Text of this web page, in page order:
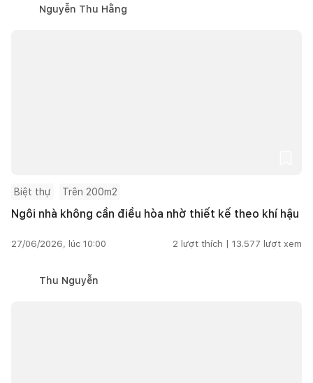
Nguyễn Thu Hằng
Biệt thự Trên 200m2
Ngôi nhà không cần điều hòa nhờ thiết kế theo khí hậu
27/06/2026, lúc 10:00 2 lượt thích | 13.577 lượt xem
Thu Nguyễn